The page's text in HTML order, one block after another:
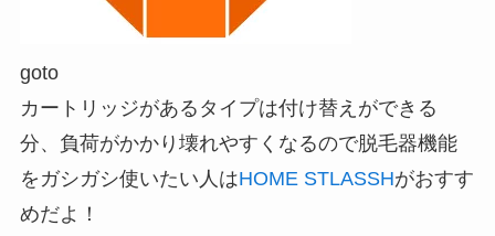
goto
カートリッジがあるタイプは付け替えができる
分、負荷がかかり壊れやすくなるので脱毛器機能
をガシガシ使いたい人はHOME STLASSHがおすす
めだよ！